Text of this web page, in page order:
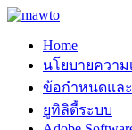
Skip
content
MAWTO
ดาวน์โหลดโปรแก
Home
นโยบายความ
ข้อกำหนดและ
ยูทิลิตี้ระบบ